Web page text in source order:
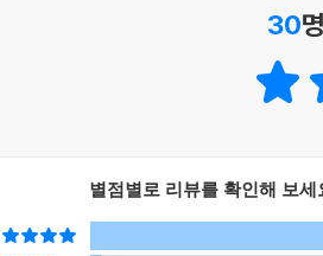
30
별점별로 리뷰를 확인해 보세